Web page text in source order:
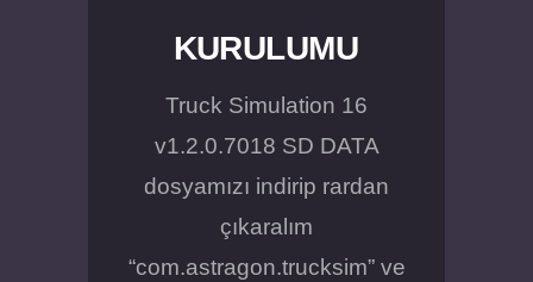
KURULUMU
Truck Simulation 16
v1.2.0.7018 SD DATA
dosyamızı indirip rardan
çıkaralım
“com.astragon.trucksim” ve